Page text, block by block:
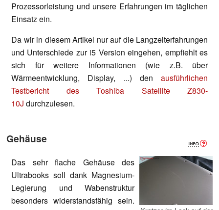
Prozessorleistung und unsere Erfahrungen im täglichen
Einsatz ein.
Da wir in diesem Artikel nur auf die Langzeiterfahrungen
und Unterschiede zur i5 Version eingehen, empfiehlt es
sich für weitere Informationen (wie z.B. über
Wärmeentwicklung, Display, ...) den ausführlichen
Testbericht des Toshiba Satellite Z830-
10J durchzulesen.
Gehäuse
Das sehr flache Gehäuse des
Ultrabooks soll dank Magnesium-
Legierung und Wabenstruktur
besonders widerstandsfähig sein.